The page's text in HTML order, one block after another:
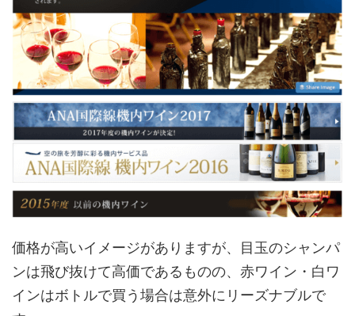
価格が高いイメージがありますが、目玉のシャンパ
ンは飛び抜けて高価であるものの、赤ワイン・白ワ
インはボトルで買う場合は意外にリーズナブルで